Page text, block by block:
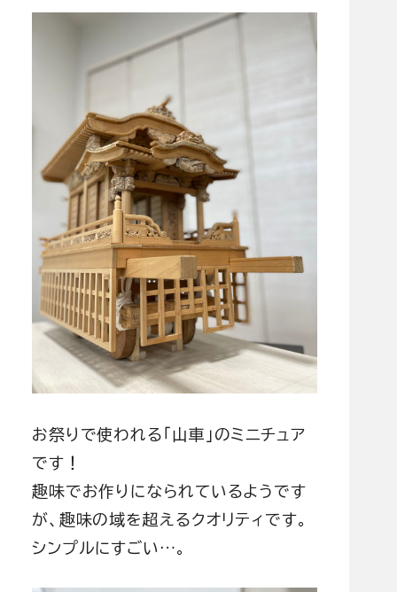
お祭りで使われる「山車」のミニチュア
です！
趣味でお作りになられているようです
が、趣味の域を超えるクオリティです。
シンプルにすごい…。